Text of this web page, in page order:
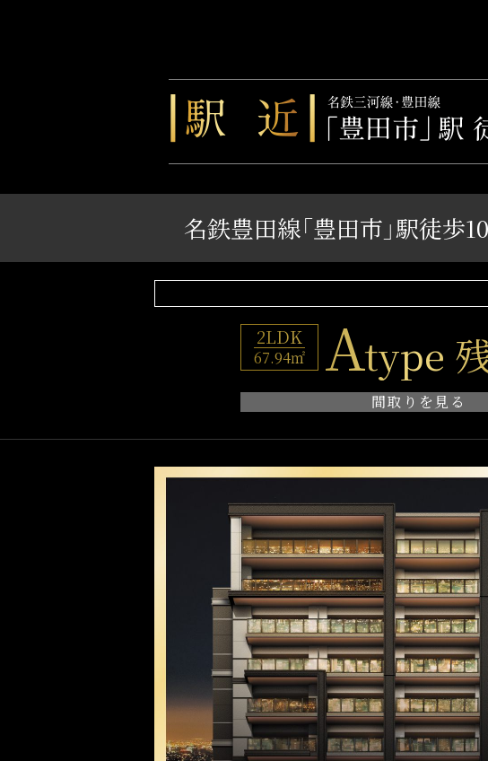
名鉄豊田線「豊田市」駅徒歩
2LDK
67.94㎡ Atype
間取りを見る